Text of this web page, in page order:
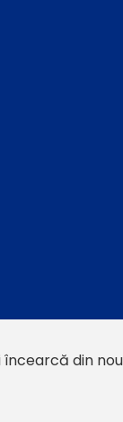
încearcă din